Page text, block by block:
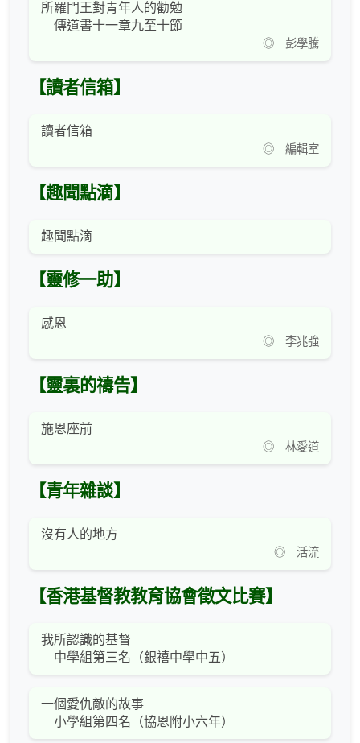
所羅門王對青年人的勸勉
傳道書十一章九至十節
◎ 彭學騰
【讀者信箱】
讀者信箱
◎ 編輯室
【趣聞點滴】
趣聞點滴
【靈修一助】
感恩
◎ 李兆強
【靈裏的禱告】
施恩座前
◎ 林愛道
【青年雜談】
沒有人的地方
◎ 活流
【香港基督教教育協會徵文比賽】
我所認識的基督
中學組第三名（銀禧中學中五）
一個愛仇敵的故事
小學組第四名（協恩附小六年）